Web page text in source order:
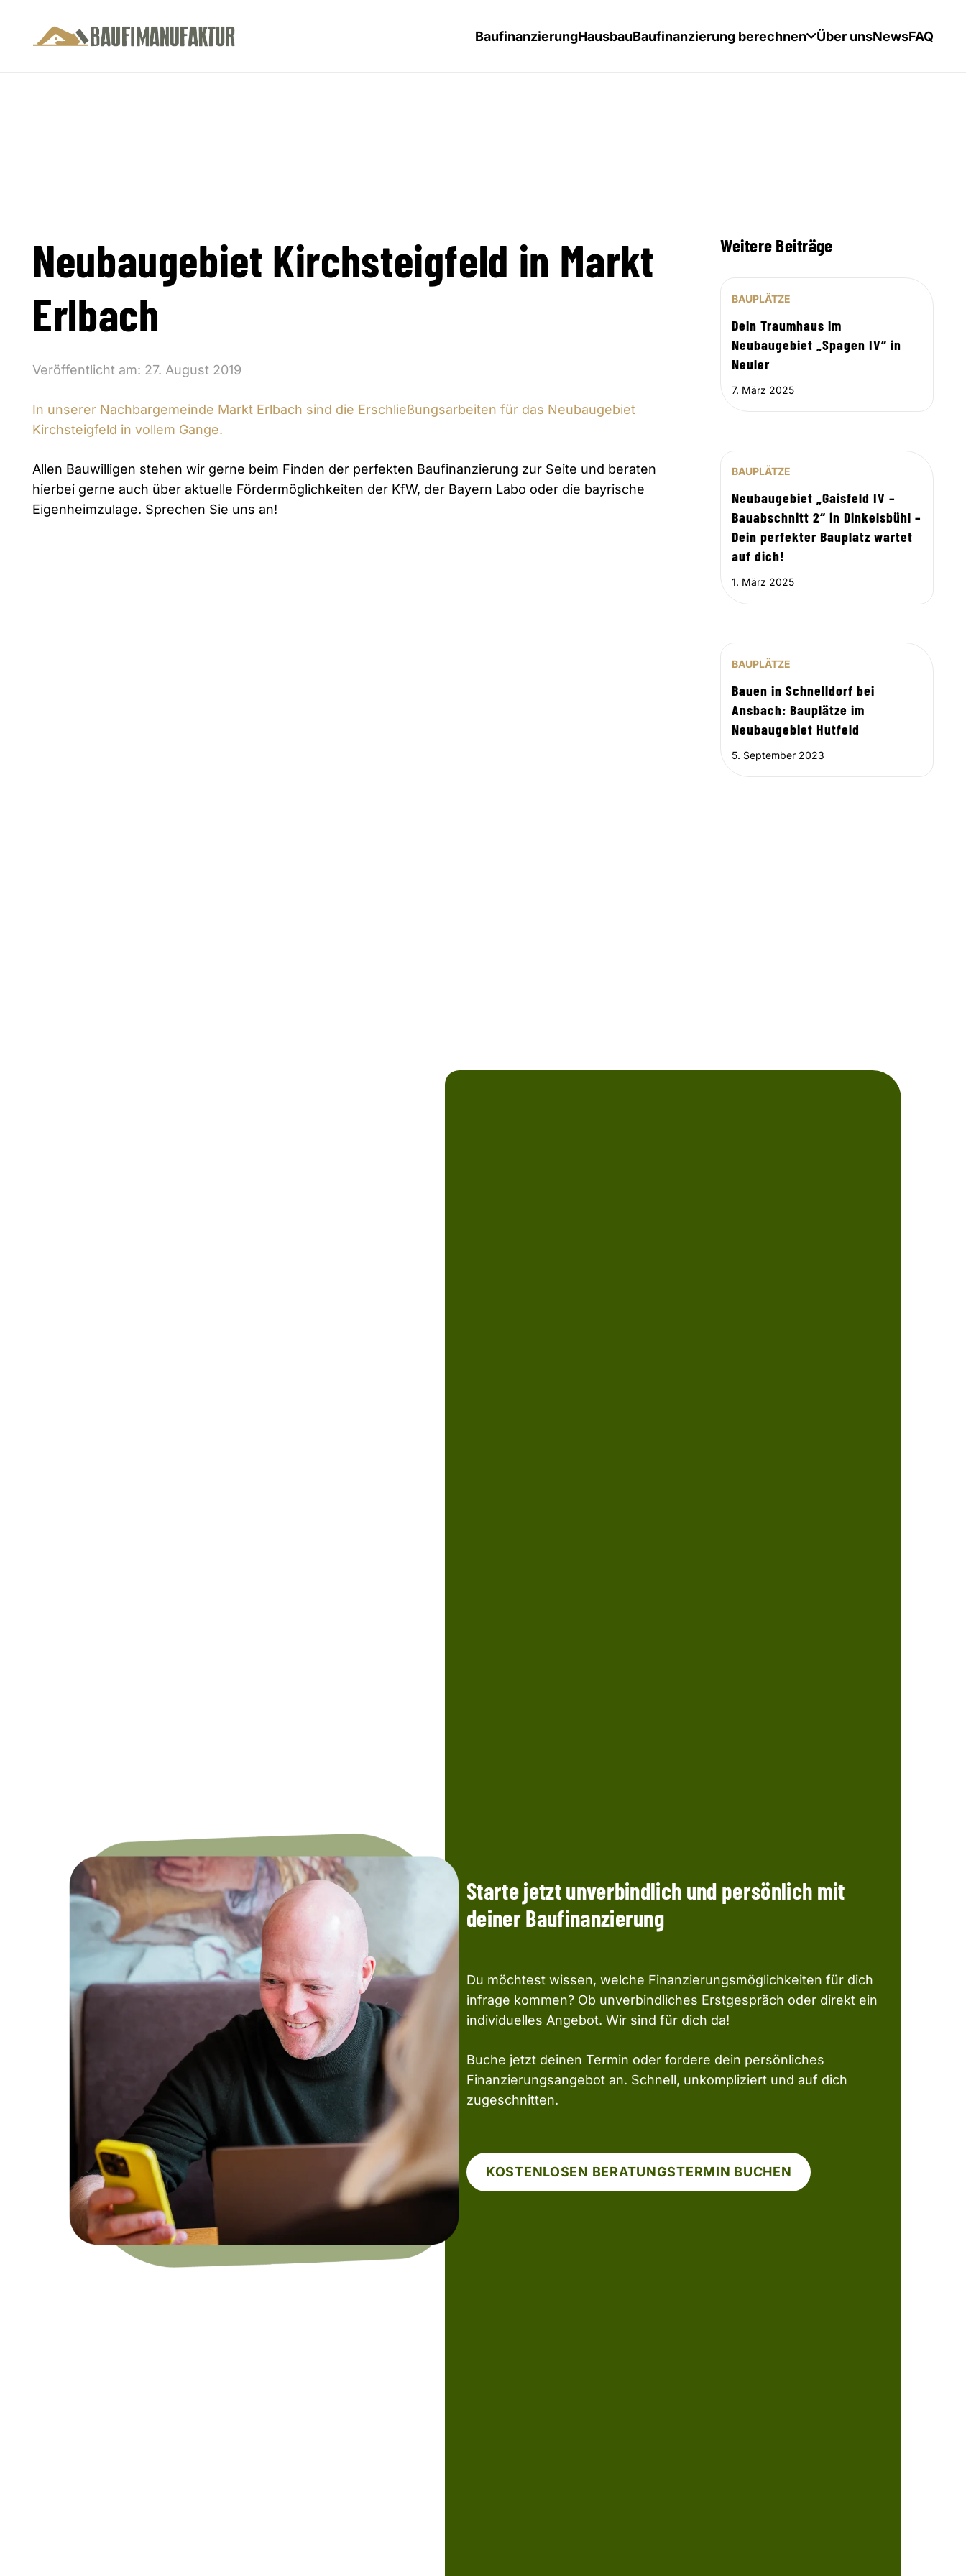
BaufinanzierungHausbauBaufinanzierung berechnen Über unsNewsFAQ
Neubaugebiet Kirchsteigfeld in Markt
Erlbach
Veröffentlicht am: 27. August 2019
In unserer Nachbargemeinde Markt Erlbach sind die Erschließungsarbeiten für das Neubaugebiet
Kirchsteigfeld in vollem Gange.
Allen Bauwilligen stehen wir gerne beim Finden der perfekten Baufinanzierung zur Seite und beraten
hierbei gerne auch über aktuelle Fördermöglichkeiten der KfW, der Bayern Labo oder die bayrische
Eigenheimzulage. Sprechen Sie uns an!
Weitere Beiträge
BAUPLÄTZE
Dein Traumhaus im
Neubaugebiet „Spagen IV“ in
Neuler
7. März 2025
BAUPLÄTZE
Neubaugebiet „Gaisfeld IV –
Bauabschnitt 2“ in Dinkelsbühl –
Dein perfekter Bauplatz wartet
auf dich!
1. März 2025
BAUPLÄTZE
Bauen in Schnelldorf bei
Ansbach: Bauplätze im
Neubaugebiet Hutfeld
5. September 2023
Starte jetzt unverbindlich und persönlich mit
deiner Baufinanzierung
Du möchtest wissen, welche Finanzierungsmöglichkeiten für dich
infrage kommen? Ob unverbindliches Erstgespräch oder direkt ein
individuelles Angebot. Wir sind für dich da!
Buche jetzt deinen Termin oder fordere dein persönliches
Finanzierungsangebot an. Schnell, unkompliziert und auf dich
zugeschnitten.
KOSTENLOSEN BERATUNGSTERMIN BUCHEN